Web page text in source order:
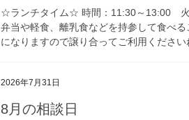
☆ランチタイム☆ 時間：11:30～13:00
弁当や軽食、離乳食などを持参して食べ
になりますので譲り合ってご利用くださ
2026年7月31日
8月の相談日